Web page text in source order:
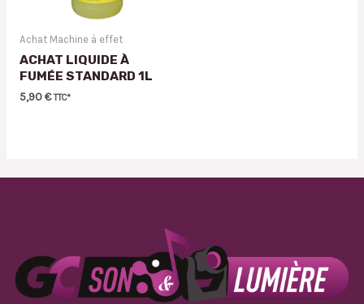
Achat Machine à effet
ACHAT LIQUIDE À
FUMÉE STANDARD 1L
5,90€ TTC*